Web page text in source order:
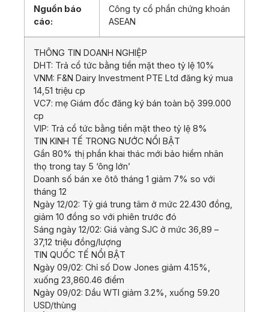
Nguồn báo
cáo:
Công ty cổ phần chứng khoán
ASEAN
THÔNG TIN DOANH NGHIỆP
DHT: Trả cổ tức bằng tiền mặt theo tỷ lệ 10%
VNM: F&N Dairy Investment PTE Ltd đăng ký mua
14,51 triệu cp
VC7: mẹ Giám đốc đăng ký bán toàn bộ 399.000
cp
VIP: Trả cổ tức bằng tiền mặt theo tỷ lệ 8%
TIN KINH TẾ TRONG NƯỚC NỔI BẬT
Gần 80% thị phần khai thác mới bảo hiểm nhân
thọ trong tay 5 ‘ông lớn’
Doanh số bán xe ôtô tháng 1 giảm 7% so với
tháng 12
Ngày 12/02: Tỷ giá trung tâm ở mức 22.430 đồng,
giảm 10 đồng so với phiên trước đó
Sáng ngày 12/02: Giá vàng SJC ở mức 36,89 –
37,12 triệu đồng/lượng
TIN QUỐC TẾ NỔI BẬT
Ngày 09/02: Chỉ số Dow Jones giảm 4.15%,
xuống 23,860.46 điểm
Ngày 09/02: Dầu WTI giảm 3.2%, xuống 59.20
USD/thùng